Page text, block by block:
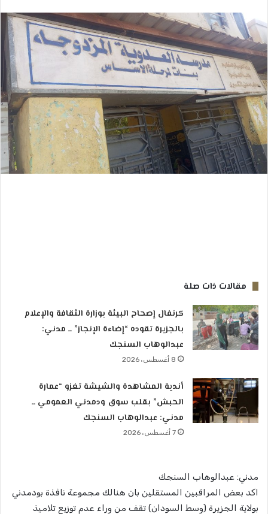
مقالات ذات صلة
كرنفال إصحاح البيئة بوزارة الثقافة والإعلام
بالجزيرة تقوده “إضاءة الإنجاز” ــ مدني:
عبدالوهاب السنجك
8 أغسطس، 2026
أندية المشاهدة والشيشة تغزو “عمارة
الحبش” بقلب سوق ودمدني العمومي ــ
مدني: عبدالوهاب السنجك
7 أغسطس، 2026
مدني: عبدالوهاب السنجك
اكد بعض المراقبين المستقلين بان هنالك مجموعة نافذة بودمدني
بولاية الجزيرة (وسط السودان) تقف من وراء عدم توزيع تلاميذ